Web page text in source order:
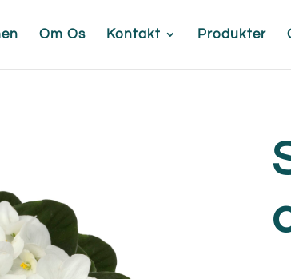
Om Os Kontakt Produkter